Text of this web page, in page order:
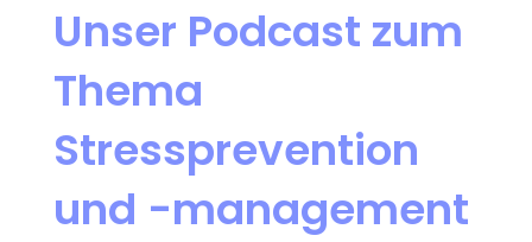
Unser Podcast zum
Thema
Stressprevention
und -management